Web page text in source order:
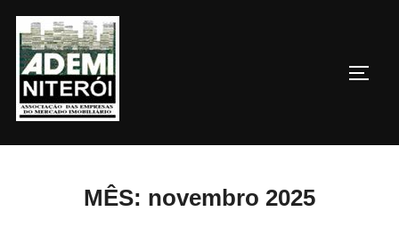
para
conteúdo
MÊS: novembro 2025